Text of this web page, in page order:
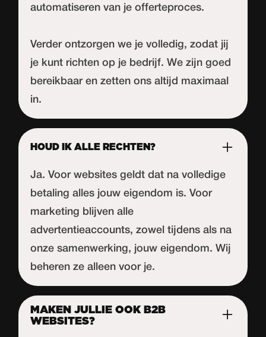
automatiseren van je offerteproces.
Verder ontzorgen we je volledig, zodat jij
je kunt richten op je bedrijf. We zijn goed
bereikbaar en zetten ons altijd maximaal
in.
HOUD IK ALLE RECHTEN?
Ja. Voor websites geldt dat na volledige
betaling alles jouw eigendom is. Voor
marketing blijven alle
advertentieaccounts, zowel tijdens als na
onze samenwerking, jouw eigendom. Wij
beheren ze alleen voor je.
MAKEN JULLIE OOK B2B
WEBSITES?